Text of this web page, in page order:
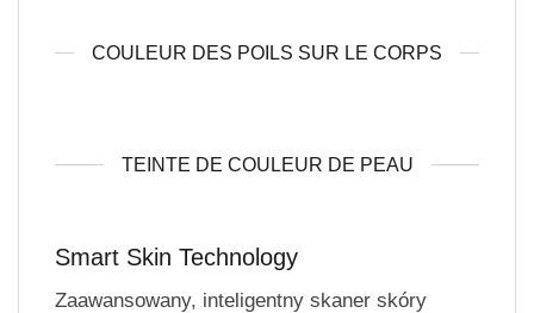
COULEUR DES POILS SUR LE CORPS
TEINTE DE COULEUR DE PEAU
Smart Skin Technology
Zaawansowany, inteligentny skaner skóry